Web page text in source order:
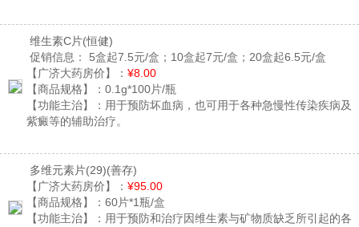
维生素C片(恒健)
促销信息：
5盒起7.5元/盒；10盒起7元/盒；20盒起6.5元/盒
【广济大药房价】： ¥8.00
【商品规格】： 0.1g*100片/瓶
【功能主治】： 用于预防坏血病，也可用于各种急慢性传染疾病及
紫癜等的辅助治疗。
多维元素片(29)(善存)
【广济大药房价】： ¥95.00
【商品规格】： 60片*1瓶/盒
【功能主治】： 用于预防和治疗因维生素与矿物质缺乏所引起的各